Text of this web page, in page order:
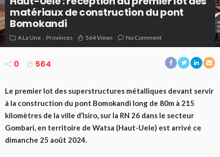
matériaux de construction du pont
Bomokandi
A La Une Provinces 564 Views No Comment
Jean Bakomito Gambu, gouverneur de la province du Haut-Uele
0 564
Le premier lot des superstructures métalliques devant servir
à la construction du pont Bomokandi long de 80m à 215
kilomètres de la ville d’Isiro, sur la RN 26 dans le secteur
Gombari, en territoire de Watsa (Haut-Uele) est arrivé ce
dimanche 25 août 2024.